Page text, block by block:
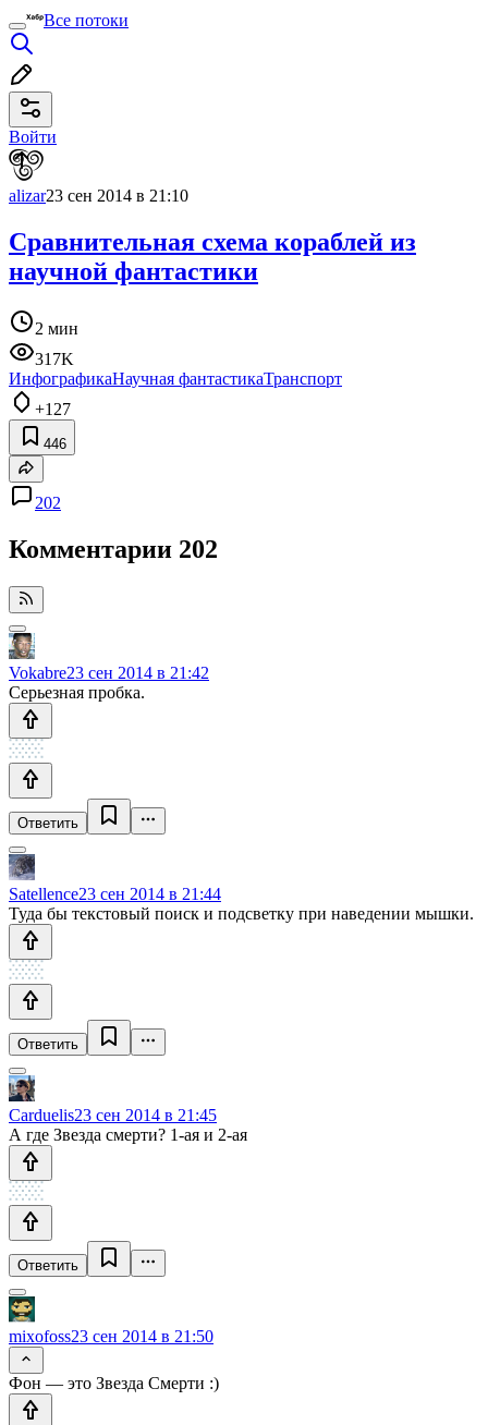
Все потоки
Войти
alizar23 сен 2014 в 21:10
Сравнительная схема кораблей из
научной фантастики
2 мин
317K
ИнфографикаНаучная фантастикаТранспорт
+127
446
202
Комментарии 202
Vokabre23 сен 2014 в 21:42
Серьезная пробка.
Ответить
Satellence23 сен 2014 в 21:44
Туда бы текстовый поиск и подсветку при наведении мышки.
Ответить
Carduelis23 сен 2014 в 21:45
А где Звезда смерти? 1-ая и 2-ая
Ответить
mixofoss23 сен 2014 в 21:50
Фон — это Звезда Смерти :)